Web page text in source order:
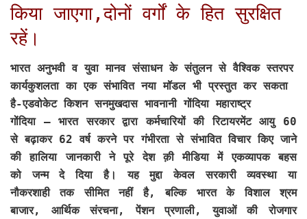
किया जाएगा,दोनों वर्गों के हित सुरक्षित
रहें।
भारत अनुभवी व युवा मानव संसाधन के संतुलन से वैश्विक स्तरपर
कार्यकुशलता का एक संभावित नया मॉडल भी प्रस्तुत कर सकता
है-एडवोकेट किशन सनमुखदास भावनानी गोंदिया महाराष्ट्र
गोंदिया– भारत सरकार द्वारा कर्मचारियों की रिटायरमेंट आयु 60
से बढ़ाकर 62 वर्ष करने पर गंभीरता से संभावित विचार किए जाने
की हालिया जानकारी ने पूरे देश क़ी मीडिया में एकव्यापक बहस
को जन्म दे दिया है। यह मुद्दा केवल सरकारी व्यवस्था या
नौकरशाही तक सीमित नहीं है, बल्कि भारत के विशाल श्रम
बाजार, आर्थिक संरचना, पेंशन प्रणाली, युवाओं की रोजगार